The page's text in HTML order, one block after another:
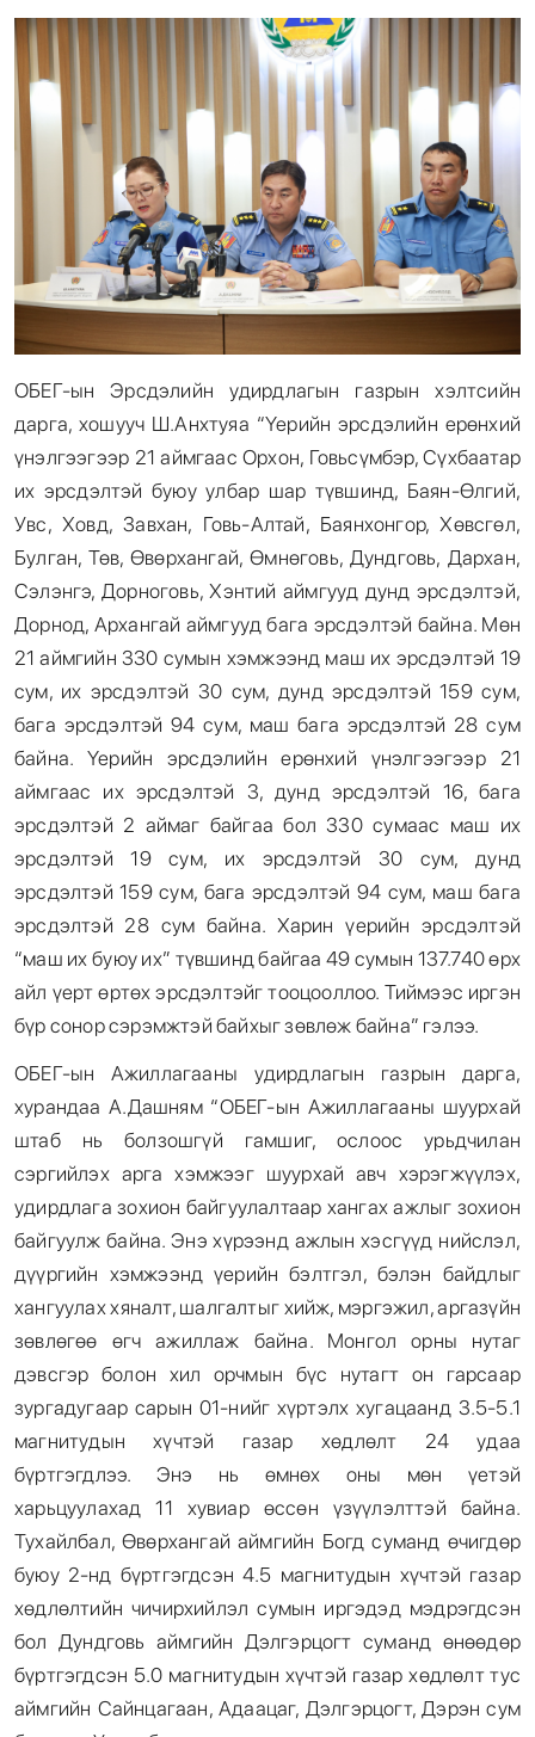
ОБЕГ-ын Эрсдэлийн удирдлагын газрын хэлтсийн
дарга, хошууч Ш.Анхтуяа “Үерийн эрсдэлийн ерөнхий
үнэлгээгээр 21 аймгаас Орхон, Говьсүмбэр, Сүхбаатар
их эрсдэлтэй буюу улбар шар түвшинд, Баян-Өлгий,
Увс, Ховд, Завхан, Говь-Алтай, Баянхонгор, Хөвсгөл,
Булган, Төв, Өвөрхангай, Өмнөговь, Дундговь, Дархан,
Сэлэнгэ, Дорноговь, Хэнтий аймгууд дунд эрсдэлтэй,
Дорнод, Архангай аймгууд бага эрсдэлтэй байна. Мөн
21 аймгийн 330 сумын хэмжээнд маш их эрсдэлтэй 19
сум, их эрсдэлтэй 30 сум, дунд эрсдэлтэй 159 сум,
бага эрсдэлтэй 94 сум, маш бага эрсдэлтэй 28 сум
байна. Үерийн эрсдэлийн ерөнхий үнэлгээгээр 21
аймгаас их эрсдэлтэй 3, дунд эрсдэлтэй 16, бага
эрсдэлтэй 2 аймаг байгаа бол 330 сумаас маш их
эрсдэлтэй 19 сум, их эрсдэлтэй 30 сум, дунд
эрсдэлтэй 159 сум, бага эрсдэлтэй 94 сум, маш бага
эрсдэлтэй 28 сум байна. Харин үерийн эрсдэлтэй
“маш их буюу их” түвшинд байгаа 49 сумын 137.740 өрх
айл үерт өртөх эрсдэлтэйг тооцооллоо. Тиймээс иргэн
бүр сонор сэрэмжтэй байхыг зөвлөж байна” гэлээ.
ОБЕГ-ын Ажиллагааны удирдлагын газрын дарга,
хурандаа А.Дашням “ОБЕГ-ын Ажиллагааны шуурхай
штаб нь болзошгүй гамшиг, ослоос урьдчилан
сэргийлэх арга хэмжээг шуурхай авч хэрэгжүүлэх,
удирдлага зохион байгуулалтаар хангах ажлыг зохион
байгуулж байна. Энэ хүрээнд ажлын хэсгүүд нийслэл,
дүүргийн хэмжээнд үерийн бэлтгэл, бэлэн байдлыг
хангуулах хяналт, шалгалтыг хийж, мэргэжил, аргазүйн
зөвлөгөө өгч ажиллаж байна. Монгол орны нутаг
дэвсгэр болон хил орчмын бүс нутагт он гарсаар
зургадугаар сарын 01-нийг хүртэлх хугацаанд 3.5-5.1
магнитудын хүчтэй газар хөдлөлт 24 удаа
бүртгэгдлээ. Энэ нь өмнөх оны мөн үетэй
харьцуулахад 11 хувиар өссөн үзүүлэлттэй байна.
Тухайлбал, Өвөрхангай аймгийн Богд суманд өчигдөр
буюу 2-нд бүртгэгдсэн 4.5 магнитудын хүчтэй газар
хөдлөлтийн чичирхийлэл сумын иргэдэд мэдрэгдсэн
бол Дундговь аймгийн Дэлгэрцогт суманд өнөөдөр
бүртгэгдсэн 5.0 магнитудын хүчтэй газар хөдлөлт тус
аймгийн Сайнцагаан, Адаацаг, Дэлгэрцогт, Дэрэн сум